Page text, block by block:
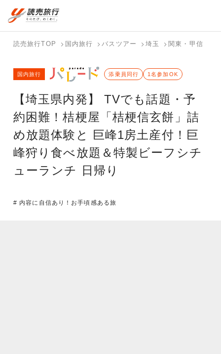
国内旅行トップ
バスツアー
を探す
個人旅行
（ブーケ）を探す
ら探す
テーマから写真から探
海外旅行トップ
海外特集か
ら探す
テーマから
探す
す
読売旅行TOP 国内旅行 バスツアー 埼玉 関東・甲信
【埼玉県内発】 TVでも話題・予
約困難！桔梗屋「桔梗信玄餅」詰
め放題体験と 巨峰1房土産付！巨
峰狩り食べ放題＆特製ビーフシチ
ューランチ 日帰り
国内旅行 添乗員同行 1名参加OK
# 内容に自信あり！お手頃感ある旅